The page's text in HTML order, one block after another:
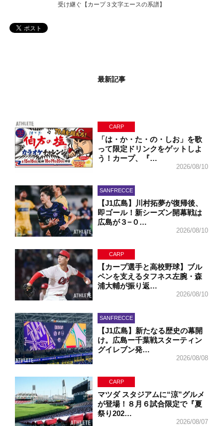
受け継ぐ【カープ３文字エースの系譜】
最新記事
CARP
「は・か・た・の・しお」を歌
って限定ドリンクをゲットしよ
う！カープ、『…
2026/08/10
SANFRECCE
【J1広島】川村拓夢が復帰後、
即ゴール！新シーズン開幕戦は
広島が３−０…
2026/08/10
CARP
【カープ選手と高校野球】ブル
ペンを支えるタフネス左腕・森
浦大輔が振り返…
2026/08/10
SANFRECCE
【J1広島】新たなる歴史の幕開
け。広島ー千葉戦スターティン
グイレブン発…
2026/08/08
CARP
マツダ スタジアムに“涼”グルメ
が登場！８月６試合限定で『夏
祭り202…
2026/08/07